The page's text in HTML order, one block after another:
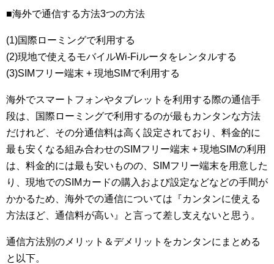
■海外で通信する方法3つの方法
(1)国際ローミングで利用する
(2)現地で使えるモバイルWi-Fiルータをレンタルする
(3)SIMフリー端末 + 現地SIMで利用する
海外でスマートフォンやタブレットを利用する際の通信手
段は、国際ローミングで利用するのが最もカンタンな方法
だけれど、その分通信料は高く設定されており、料金的に
最も安くなる組み合わせのSIMフリー端末 + 現地SIMの利用
は、料金的には最も安いものの、SIMフリー端末を用意した
り、現地でのSIMカードの購入および設定などなどの手間が
かかるため、海外での通信については『カンタンに使える
方法ほど、通信料が高い』と言って差し支えないと思う。
通信方法別のメリット＆デメリットをカンタンにまとめる
と以下。